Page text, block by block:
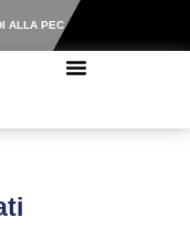
ALLA PEC